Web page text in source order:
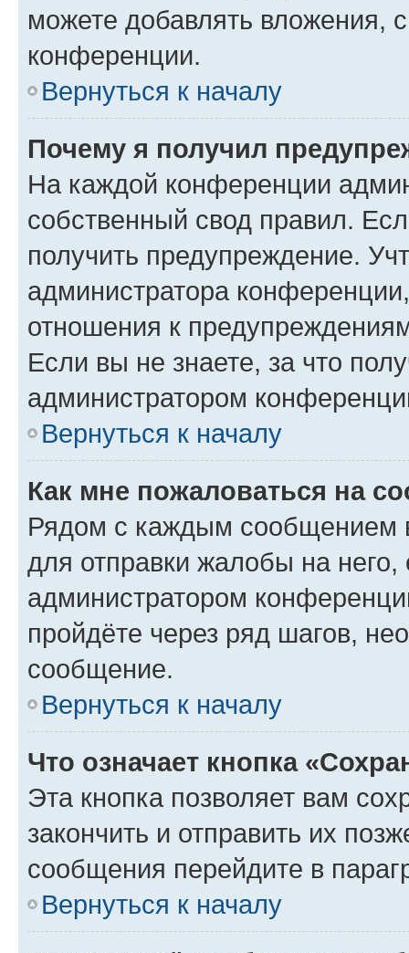
можете добавлять вложения,
конференции.
Вернуться к началу
Почему я получил
На каждой конференции
собственный свод правил.
получить предупреждение.
администратора
отношения к
Если вы не знаете, за что
администратором
Вернуться к началу
Как мне пожаловаться на
Рядом с каждым сообщением
для отправки жалобы на
администратором
пройдёте через ряд шагов,
сообщение.
Вернуться к началу
Что означает кнопка
Эта кнопка позволяет вам
закончить и отправить их
сообщения перейдите в
Вернуться к началу